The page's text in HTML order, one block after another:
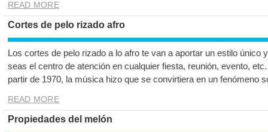
READ MORE
Cortes de pelo rizado afro
Los cortes de pelo rizado a lo afro te van a aportar un estilo único
seas el centro de atención en cualquier fiesta, reunión, evento,
partir de 1970, la música hizo que se convirtiera en un fenómeno
READ MORE
Propiedades del melón